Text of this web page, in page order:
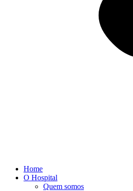
Home
O Hospital
Quem somos